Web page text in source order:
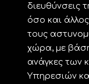
διευθύνσεις
όσο και
τους
χώρα, με βάση
ανάγκες των
Υπηρεσιών